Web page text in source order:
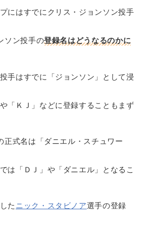
にはすでにクリス・ジョンソン投手
ソン投手の登録名はどうなるのかに
手はすでに「ジョンソン」として浸
「ＫＪ」などに登録することもまず
正式名は「ダニエル・スチュワー
は「ＤＪ」や「ダニエル」となるこ
たニック・スタビノア選手の登録